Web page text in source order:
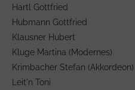
Hartl Gottfried
Hubmann Gottfried
Klausner Hubert
Kluge Martina (Modernes)
Krimbacher Stefan (Akkordeon)
Leit'n Toni